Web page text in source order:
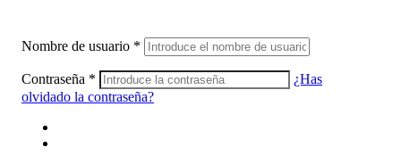
Nombre de usuario *
Contraseña *
¿Has
olvidado la contraseña?